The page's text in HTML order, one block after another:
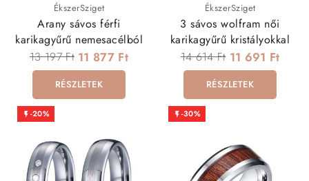
ÉkszerSziget
Arany sávos férfi
karikagyűrű nemesacélból
13 197 Ft 11 877 Ft
RÉSZLETEK
ÉkszerSziget
3 sávos wolfram női
karikagyűrű kristályokkal
14 614 Ft 11 691 Ft
RÉSZLETEK
 -20%  -30%